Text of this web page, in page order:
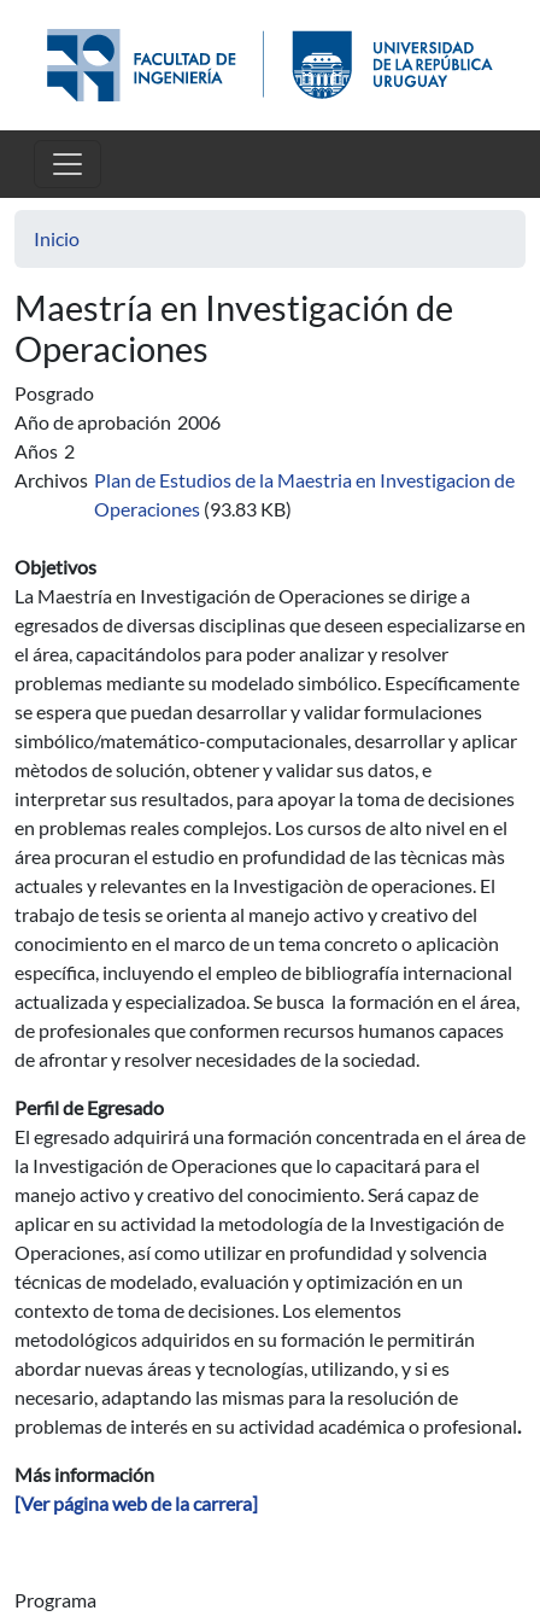
Inicio
Maestría en Investigación de
Operaciones
Posgrado
Año de aprobación 2006
Años 2
Archivos Plan de Estudios de la Maestria en Investigacion de
Operaciones (93.83 KB)
Objetivos
La Maestría en Investigación de Operaciones se dirige a
egresados de diversas disciplinas que deseen especializarse en
el área, capacitándolos para poder analizar y resolver
problemas mediante su modelado simbólico. Específicamente
se espera que puedan desarrollar y validar formulaciones
simbólico/matemático-computacionales, desarrollar y aplicar
mètodos de solución, obtener y validar sus datos, e
interpretar sus resultados, para apoyar la toma de decisiones
en problemas reales complejos. Los cursos de alto nivel en el
área procuran el estudio en profundidad de las tècnicas màs
actuales y relevantes en la Investigaciòn de operaciones. El
trabajo de tesis se orienta al manejo activo y creativo del
conocimiento en el marco de un tema concreto o aplicaciòn
específica, incluyendo el empleo de bibliografía internacional
actualizada y especializadoa. Se busca la formación en el área,
de profesionales que conformen recursos humanos capaces
de afrontar y resolver necesidades de la sociedad.
Perfil de Egresado
El egresado adquirirá una formación concentrada en el área de
la Investigación de Operaciones que lo capacitará para el
manejo activo y creativo del conocimiento. Será capaz de
aplicar en su actividad la metodología de la Investigación de
Operaciones, así como utilizar en profundidad y solvencia
técnicas de modelado, evaluación y optimización en un
contexto de toma de decisiones. Los elementos
metodológicos adquiridos en su formación le permitirán
abordar nuevas áreas y tecnologías, utilizando, y si es
necesario, adaptando las mismas para la resolución de
problemas de interés en su actividad académica o profesional.
Más información
[Ver página web de la carrera]
Programa